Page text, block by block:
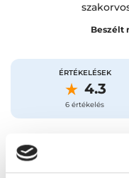
Beszélt
ÉRTÉKELÉSEK
4.3
6 értékelés
Időpontfoglalás